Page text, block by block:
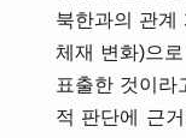
북한과의 관계
체재 변화)으
표출한 것이라
적 판단에 근